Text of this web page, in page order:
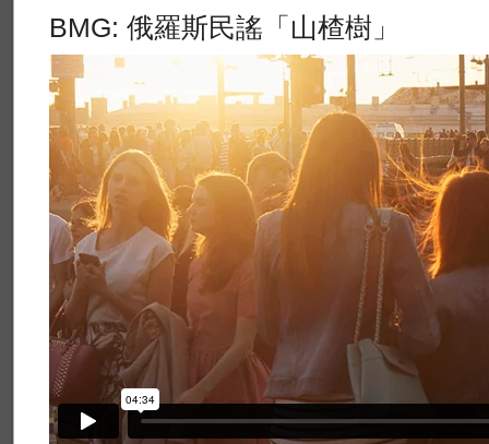
BMG: 俄羅斯民謠「山楂樹」